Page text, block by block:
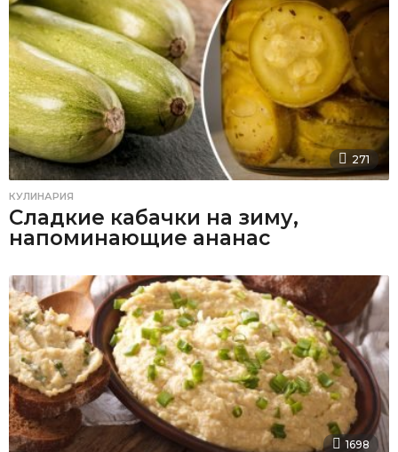
271
КУЛИНАРИЯ
Сладкие кабачки на зиму,
напоминающие ананас
1698